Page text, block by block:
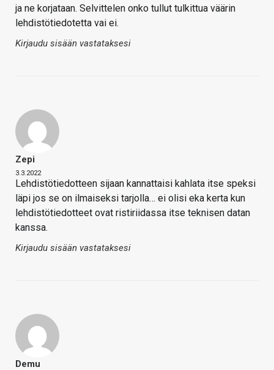
ja ne korjataan. Selvittelen onko tullut tulkittua väärin
lehdistötiedotetta vai ei.
Kirjaudu sisään vastataksesi
Zepi
3.3.2022
Lehdistötiedotteen sijaan kannattaisi kahlata itse speksi
läpi jos se on ilmaiseksi tarjolla… ei olisi eka kerta kun
lehdistötiedotteet ovat ristiriidassa itse teknisen datan
kanssa.
Kirjaudu sisään vastataksesi
Demu